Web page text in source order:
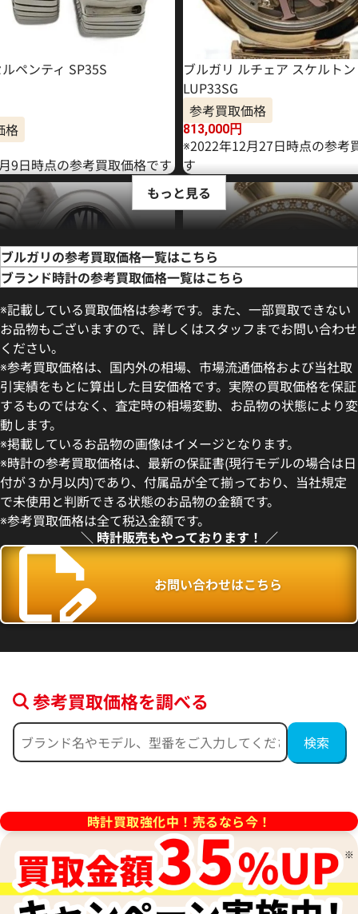
ペンティ SP35S
格
9日時点の参考買取価格です
ブルガリ ルチェア スケルト
LUP33SG
参考買取価格
813,000円
※2022年12月27日時点の参考
す
ペンティ SP35S
格
日時点の参考買取価格です
DVP30WGDL
参考買取価格
683,000円
※2024年8月27日時点の参考
日時点の参考買取価格です
493,000円
※2024年11月9日時点の参考
もっと見る
ブルガリの参考買取価格一覧はこちら
ブランド時計の参考買取価格一覧はこちら
※記載している買取価格は参考です。また、一部買取できない
お品物もございますので、詳しくはスタッフまでお問い合わせ
ください。
※参考買取価格は、国内外の相場、市場流通価格および当社取
引実績をもとに算出した目安価格です。実際の買取価格を保証
するものではなく、査定時の相場変動、お品物の状態により変
動します。
※掲載しているお品物の画像はイメージとなります。
※時計の参考買取価格は、最新の保証書(現行モデルの場合は日
付が３か月以内)であり、付属品が全て揃っており、当社規定
で未使用と判断できる状態のお品物の金額です。
※参考買取価格は全て税込金額です。
＼ 時計販売もやっております！ ／
お問い合わせはこちら
参考買取価格を調べる
時計買取強化中！売るなら今！